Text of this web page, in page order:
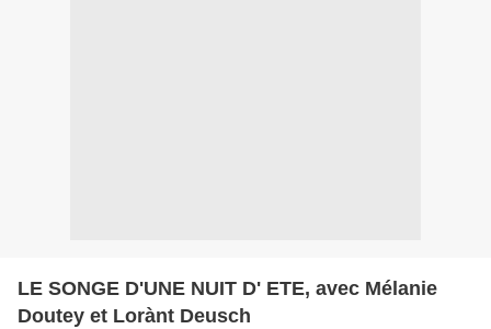
LE SONGE D'UNE NUIT D' ETE, avec Mélanie
Doutey et Lorànt Deusch